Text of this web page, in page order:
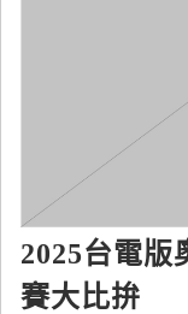
2025台電版
賽大比拚